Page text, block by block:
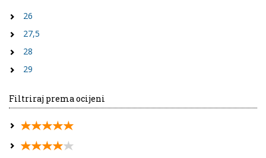
26
27,5
28
29
Filtriraj prema ocijeni